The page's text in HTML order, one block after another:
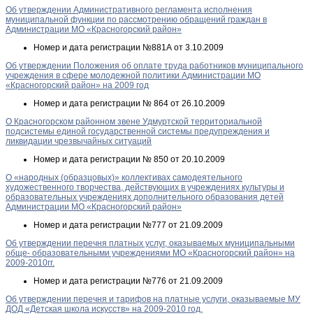
Об утверждении Административного регламента исполнения
муниципальной функции по рассмотрению обращений граждан в
Администрации МО «Красногорский район»
Номер и дата регистрации №881А от 3.10.2009
Об утверждении Положения об оплате труда работников муниципального
учреждения в сфере молодежной политики Администрации МО
«Красногорский район» на 2009 год
Номер и дата регистрации № 864 от 26.10.2009
О Красногорском районном звене Удмуртской территориальной
подсистемы единой государственной системы предупреждения и
ликвидации чрезвычайных ситуаций
Номер и дата регистрации № 850 от 20.10.2009
О «народных (образцовых)» коллективах самодеятельного
художественного творчества, действующих в учреждениях культуры и
образовательных учреждениях дополнительного образования детей
Администрации МО «Красногорский район»
Номер и дата регистрации №777 от 21.09.2009
Об утверждении перечня платных услуг, оказываемых муниципальными
обще- образовательными учреждениями МО «Красногорский район» на
2009-2010гг.
Номер и дата регистрации №776 от 21.09.2009
Об утверждении перечня и тарифов на платные услуги, оказываемые МУ
ДОД «Детская школа искусств» на 2009-2010 год.